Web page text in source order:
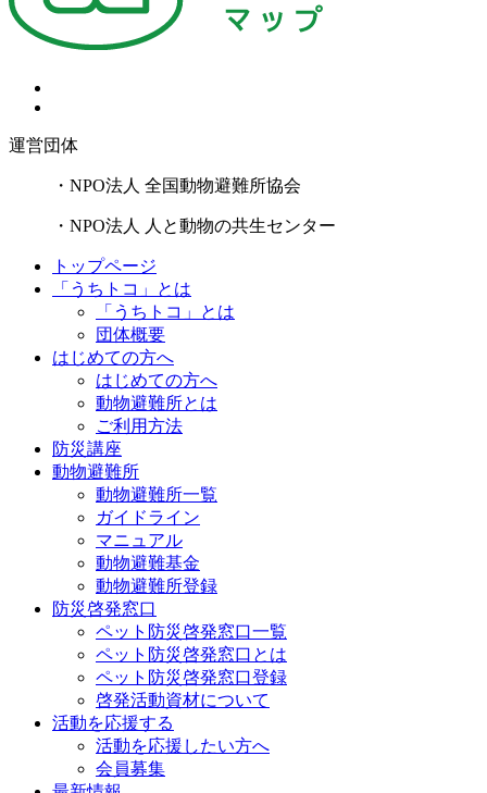
運営団体
・NPO法人 全国動物避難所協会
・NPO法人 人と動物の共生センター
トップページ
「うちトコ」とは
「うちトコ」とは
団体概要
はじめての方へ
はじめての方へ
動物避難所とは
ご利用方法
防災講座
動物避難所
動物避難所一覧
ガイドライン
マニュアル
動物避難基金
動物避難所登録
防災啓発窓口
ペット防災啓発窓口一覧
ペット防災啓発窓口とは
ペット防災啓発窓口登録
啓発活動資材について
活動を応援する
活動を応援したい方へ
会員募集